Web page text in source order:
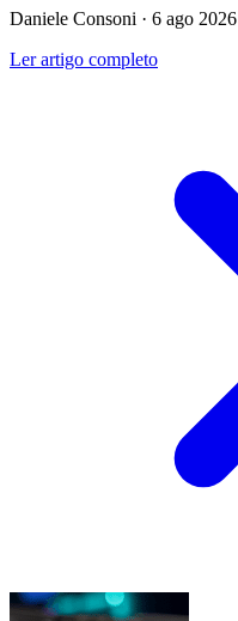
Daniele Consoni · 6 ago 2026
Ler artigo completo